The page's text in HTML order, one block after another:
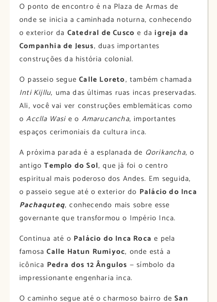
O ponto de encontro é na Plaza de Armas de
onde se inicia a caminhada noturna, conhecendo
o exterior da Catedral de Cusco e daigreja da
Companhia de Jesus, duas importantes
construções da história colonial.
O passeio segueCalle Loreto, também chamada
Inti Kijllu, uma das últimas ruas incas preservadas.
Ali, você vai ver construções emblemáticas como
oAcclla Wasie o Amarucancha, importantes
espaços cerimoniais da cultura inca.
A próxima parada é a esplanada de Qorikancha, o
antigoTemplo do Sol, que já foi o centro
espiritual mais poderoso dos Andes. Em seguida,
o passeio segue até o exterior do Palácio do Inca
Pachaquteq, conhecendo mais sobre esse
governante que transformou o Império Inca.
Continua até o Palácio do Inca Roca e pela
famosaCalle Hatun Rumiyoc, onde está a
icônica Pedra dos 12 Ângulos — símbolo da
impressionante engenharia inca.
O caminho segue até o charmoso bairro deSan